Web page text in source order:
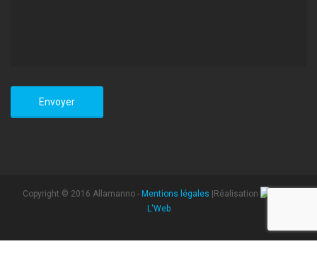
Copyright © 2016 Allamanno - Mentions légales |Réalisation
L'Web